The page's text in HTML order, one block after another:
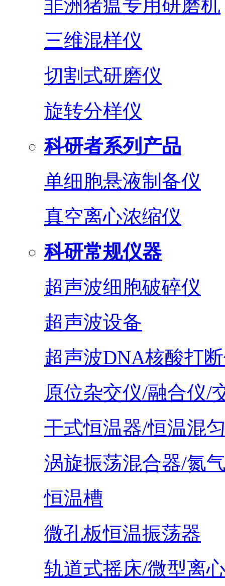
非洲猪瘟专用研磨机
三维混样仪
切割式研磨仪
旋转分样仪
科研者系列产品
单细胞悬液制备仪
真空离心浓缩仪
科研常规仪器
超声波细胞破碎仪
超声波设备
超声波DNA核酸打
原位杂交仪/融合仪/
干式恒温器/恒温混
涡旋振荡混合器/氮
恒温槽
微孔板恒温振荡器
轨道式摇床/微型离